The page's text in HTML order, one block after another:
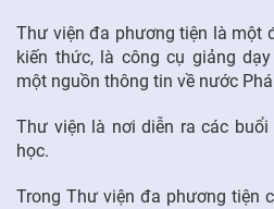
Thư viện đa phương tiện là một
kiến thức, là công cụ giảng
một nguồn thông tin về nước
Thư viện là nơi diễn ra các
học.
Trong Thư viện đa phương tiện